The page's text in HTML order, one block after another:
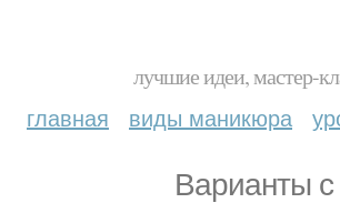
лучшие идеи, мастер-
главная виды маникюра
Варианты